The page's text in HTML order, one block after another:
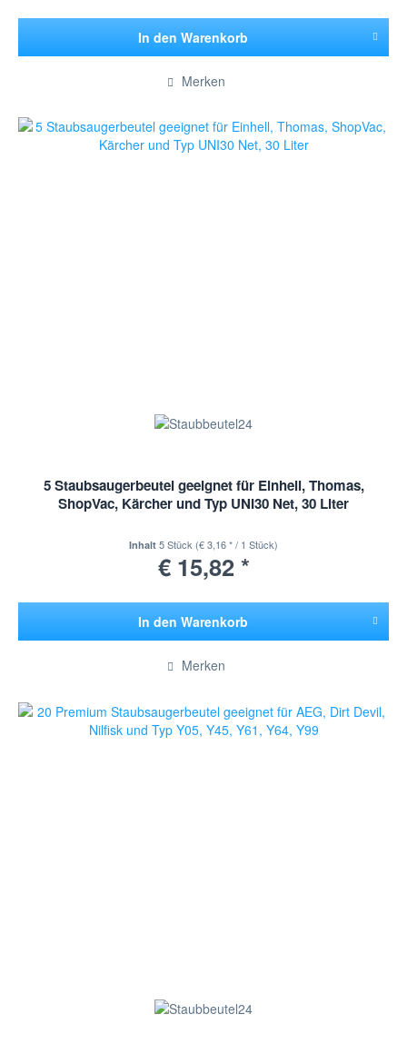
In den Warenkorb
Merken
5 Staubsaugerbeutel geeignet für Einhell, Thomas,
ShopVac, Kärcher und Typ UNI30 Net, 30 Liter
Inhalt5 Stück (€ 3,16 * / 1 Stück)
€ 15,82 *
In den Warenkorb
Hinzugefügt
Merken